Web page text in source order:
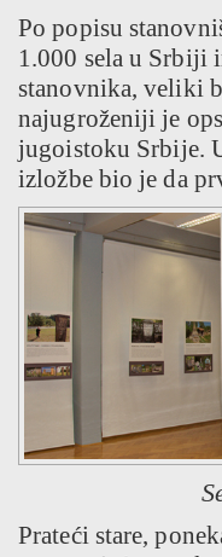
Po popisu
1.000 sela u Srbiji
stanovnika, veliki
najugroženiji je
jugoistoku Srbije.
izložbe bio je da
Prateći stare,